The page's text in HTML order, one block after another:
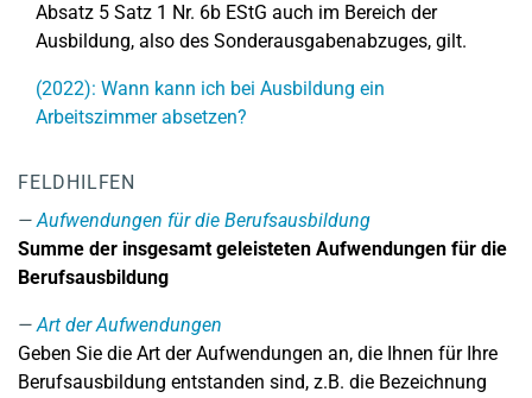
Absatz 5 Satz 1 Nr. 6b EStG auch im Bereich der
Ausbildung, also des Sonderausgabenabzuges, gilt.
(2022): Wann kann ich bei Ausbildung ein
Arbeitszimmer absetzen?
FELDHILFEN
Aufwendungen für die Berufsausbildung
Summe der insgesamt geleisteten Aufwendungen für die
Berufsausbildung
Art der Aufwendungen
Geben Sie die Art der Aufwendungen an, die Ihnen für Ihre
Berufsausbildung entstanden sind, z.B. die Bezeichnung